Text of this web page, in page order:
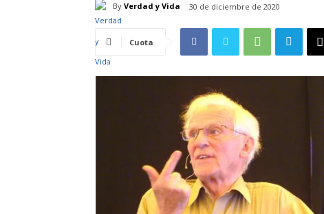
By Verdad y Vida 30 de diciembre de 2020
Cuota